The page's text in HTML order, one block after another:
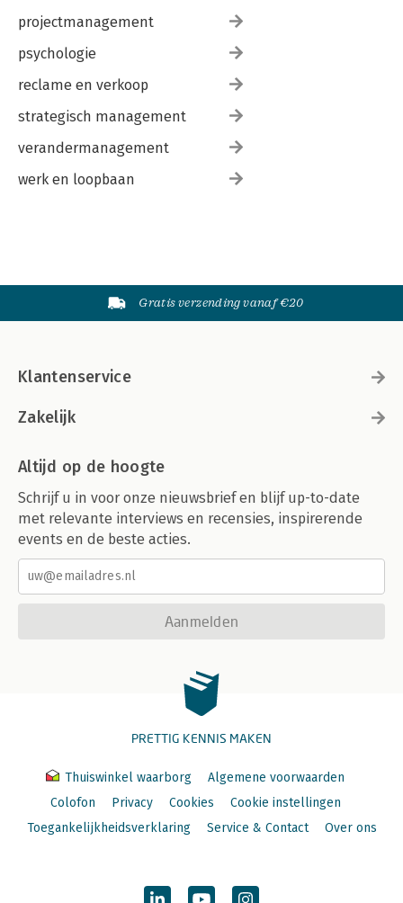
projectmanagement
psychologie
reclame en verkoop
strategisch management
verandermanagement
werk en loopbaan
Gratis verzending vanaf €20
Klantenservice
Zakelijk
Altijd op de hoogte
Schrijf u in voor onze nieuwsbrief en blijf up-to-date
met relevante interviews en recensies, inspirerende
events en de beste acties.
Aanmelden
PRETTIG KENNIS MAKEN
Thuiswinkel waarborg
Algemene voorwaarden
Colofon
Privacy Cookies
Cookie instellingen
Toegankelijkheidsverklaring
Service & Contact Over ons